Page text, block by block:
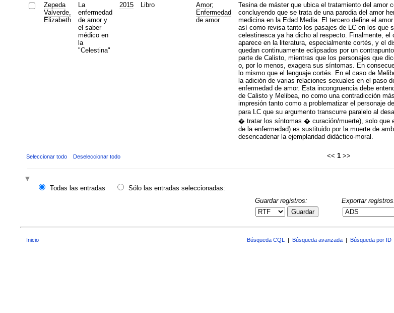
Zepeda
Valverde,
Elizabeth
La
enfermedad
de amor y
el saber
médico en
la
"Celestina"
2015 Libro Amor;
Enfermedad
de amor
Tesina de máster que ubica el tratamiento del amor
concluyendo que se trata de una parodia del amor
medicina en la Edad Media. El tercero define el
así como revisa tanto los pasajes de LC en los que
celestinesca ya ha dicho al respecto. Finalmente,
aparece en la literatura, especialmente cortés, y el
quedan continuamente eclipsados por un
parte de Calisto, mientras que los personajes que
o, por lo menos, exagera sus síntomas. En
lo mismo que el lenguaje cortés. En el caso de
la adición de varias relaciones sexuales en el paso
enfermedad de amor. Esta incongruencia debe
de Calisto y Melibea, no como una contradicción
impresión tanto como a problematizar el personaje
para LC que su argumento transcurre paralelo al
� tratar los síntomas � curación/muerte), solo que
de la enfermedad) es sustituido por la muerte de
desencadenar la ejemplaridad didáctico-moral.
Seleccionar todo Deseleccionar todo << 1 >>
Todas las entradas
Sólo las entradas seleccionadas:
Guardar registros:
Guardar
Exportar
Inicio Búsqueda CQL Búsqueda avanzada Búsqueda por ID